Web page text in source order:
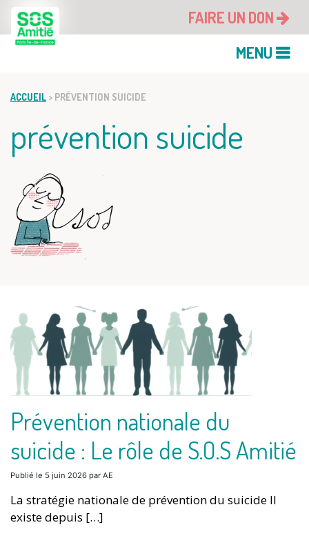
FAIRE UN DON
MENU
ACCUEIL > PRÉVENTION SUICIDE
prévention suicide
Prévention nationale du
suicide : Le rôle de S.O.S Amitié
Publié le 5 juin 2026 par AE
La stratégie nationale de prévention du suicide Il
existe depuis […]